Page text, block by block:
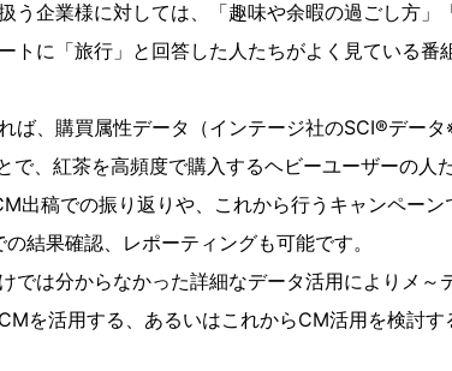
う企業様に対しては、「趣味や余暇の過ごし方」
トに「旅行」と回答した人たちがよく見ている番
ば、購買属性データ（インテージ社のSCI®デー
で、紅茶を高頻度で購入するヘビーユーザーの人
出稿での振り返りや、これから行うキャンペー
結果確認、レポーティングも可能です。
では分からなかった詳細なデータ活用によりメ～
を活用する、あるいはこれからCM活用を検討す